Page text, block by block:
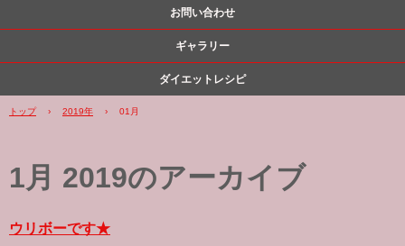
お問い合わせ
ギャラリー
ダイエットレシピ
トップ › 2019年 › 01月
1月 2019のアーカイブ
ウリボーです★